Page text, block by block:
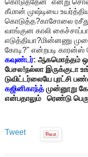
கீமான் முஷ்டியை
கொடுத்த?காசோலை ரசீது
வாங்குன காலி
எடுத்தியா?மின்னணு
கோடி?" என்றபடி காரன்ஸ்
கவுண்டர்: ஆகமொத்தம்
பேசல!நல்லா இருக்குடா
டுவிட்டர்லையே புரட்சி
கஜினிகாந்த் முன்னூறு
என்பதாலும் ரெண்டு
Tweet